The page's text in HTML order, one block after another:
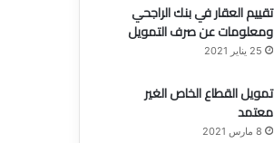
تقييم العقار في بنك الراجحي
ومعلومات عن صرف التمويل
25 يناير 2021
تمويل القطاع الخاص الغير
معتمد
8 مارس 2021